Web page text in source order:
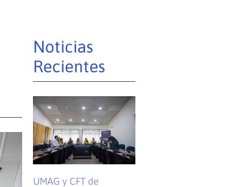
Noticias
Recientes
UMAG y CFT de